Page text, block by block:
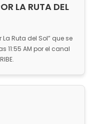
LA RUTA DEL
Ruta del Sol” que se
11:55 AM por el canal